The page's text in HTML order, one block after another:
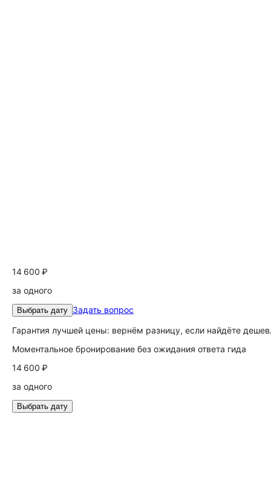
14 600 ₽
за одного
Выбрать дату Задать вопрос
Гарантия лучшей цены: вернём разницу, если найдёте
Моментальное бронирование без ожидания ответа гида
14 600 ₽
за одного
Выбрать дату